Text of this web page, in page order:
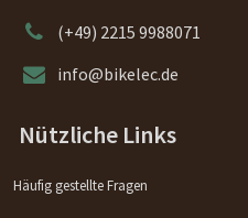
(+49) 2215 9988071
info@bikelec.de
Nützliche Links
Häufig gestellte Fragen